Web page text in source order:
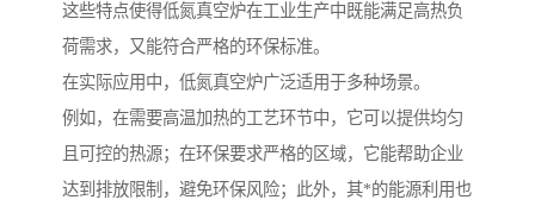
这些特点使得低氮真空炉在工业生产中既能满足高热负
荷需求，又能符合严格的环保标准。
在实际应用中，低氮真空炉广泛适用于多种场景。
例如，在需要高温加热的工艺环节中，它可以提供均匀
且可控的热源；在环保要求严格的区域，它能帮助企业
达到排放限制，避免环保风险；此外，其*的能源利用也